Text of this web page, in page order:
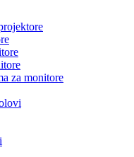
za monitore